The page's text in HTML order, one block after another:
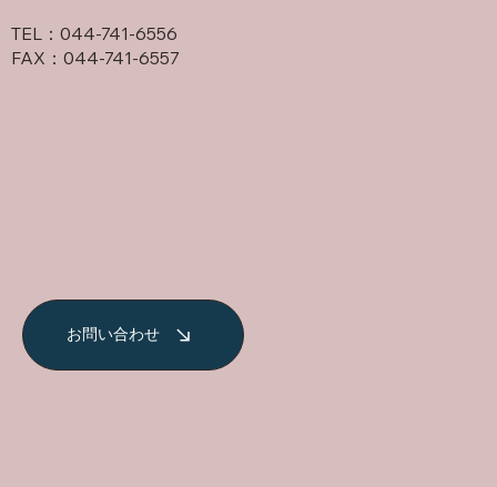
TEL：044-741-6556
FAX：044-741-6557
お問い合わせ